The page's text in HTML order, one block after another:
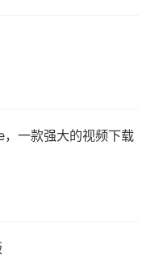
一款强大的视频下载